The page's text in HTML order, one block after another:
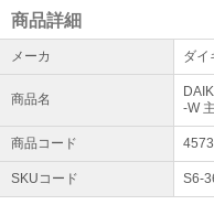
商品詳細
メーカ ダイ
商品名
-W
商品コード
SKUコード S6-